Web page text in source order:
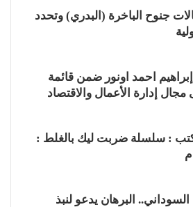
جنوح الباخرة (البدري) وتحدد
إبراهيم احمد اونور ضمن قائمة
مجال إدارة الأعمال والاقتصاد
: سلسلة ضربت ليك بالغلط :
البرهان يدعو لنبذ